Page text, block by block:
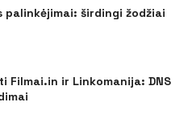
palinkėjimai: širdingi žodžiai
Filmai.in ir Linkomanija: DNS